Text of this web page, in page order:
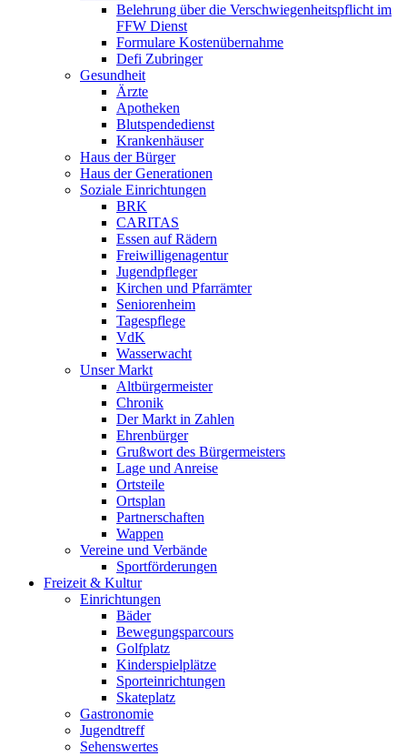
Belehrung über die Verschwiegenheitspflicht im
FFW Dienst
Formulare Kostenübernahme
Defi Zubringer
Gesundheit
Ärzte
Apotheken
Blutspendedienst
Krankenhäuser
Haus der Bürger
Haus der Generationen
Soziale Einrichtungen
BRK
CARITAS
Essen auf Rädern
Freiwilligenagentur
Jugendpfleger
Kirchen und Pfarrämter
Seniorenheim
Tagespflege
VdK
Wasserwacht
Unser Markt
Altbürgermeister
Chronik
Der Markt in Zahlen
Ehrenbürger
Grußwort des Bürgermeisters
Lage und Anreise
Ortsteile
Ortsplan
Partnerschaften
Wappen
Vereine und Verbände
Sportförderungen
Freizeit & Kultur
Einrichtungen
Bäder
Bewegungsparcours
Golfplatz
Kinderspielplätze
Sporteinrichtungen
Skateplatz
Gastronomie
Jugendtreff
Sehenswertes